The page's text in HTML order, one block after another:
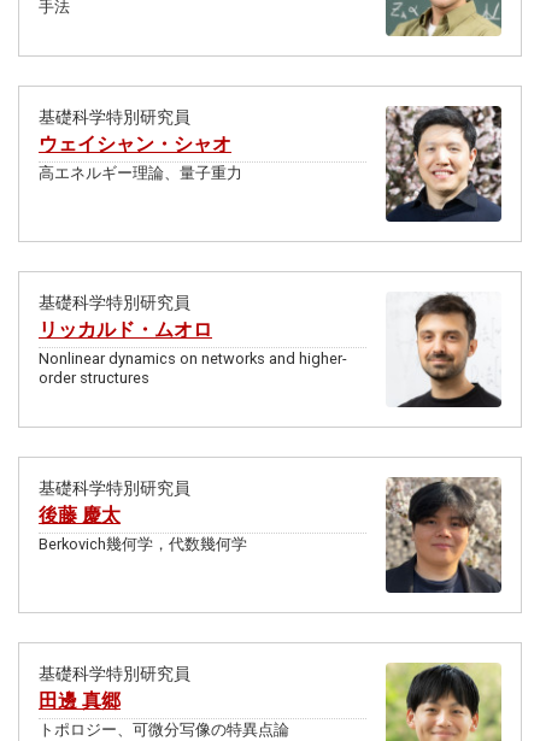
手法
基礎科学特別研究員
ウェイシャン・シャオ
高エネルギー理論、量子重力
基礎科学特別研究員
リッカルド・ムオロ
Nonlinear dynamics on networks and higher-
order structures
基礎科学特別研究員
後藤 慶太
Berkovich幾何学，代数幾何学
基礎科学特別研究員
田邊 真郷
トポロジー、可微分写像の特異点論